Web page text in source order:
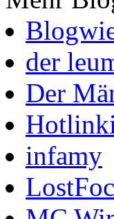
der
Der
infamy